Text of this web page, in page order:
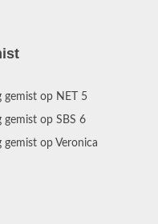
gemist op NET 5
gemist op SBS 6
gemist op Veronica